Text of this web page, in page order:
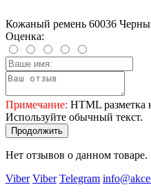
Кожаный ремень 60036
Оценка:
Примечание: HTML разметка
Используйте обычный текст.
Продолжить
Нет отзывов о данном товаре.
Viber Viber Telegram